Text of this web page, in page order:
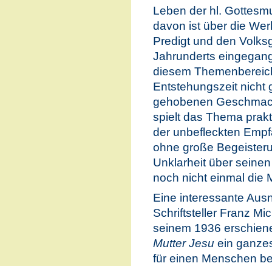
Leben der hl.
davon ist über die
Predigt und den
Jahrunderts
diesem
Entstehungszeit nicht
gehobenen
spielt das Thema
der unbefleckten
ohne große
Unklarheit über
noch nicht einmal die
Eine interessante
Schriftsteller Franz
seinem 1936
Mutter Jesu ein
für einen Menschen